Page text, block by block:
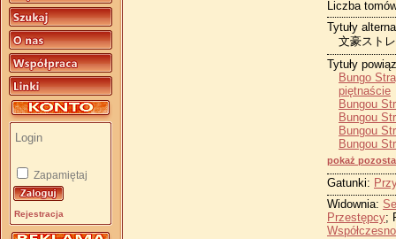
Zapamiętaj
Rejestracja
Liczba
Tytuły
文豪スト
Tytuły
Bungo
piętnaście
Bungou
Bungou
Bungou
Bungou
pokaż
Gatunki:
Widownia:
Przestępcy;